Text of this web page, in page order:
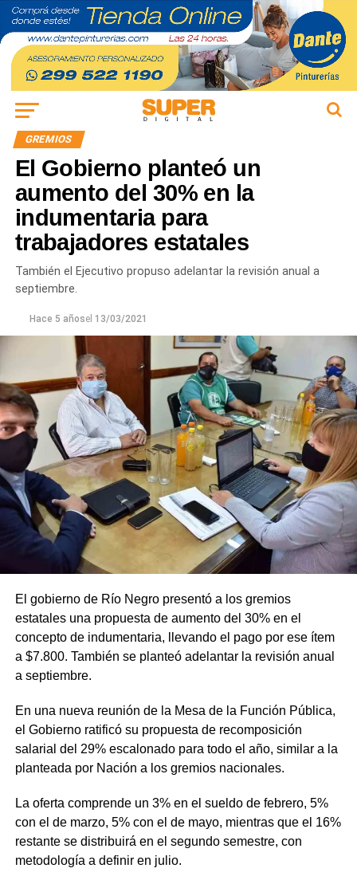
GREMIOS
El Gobierno planteó un
aumento del 30% en la
indumentaria para
trabajadores estatales
También el Ejecutivo propuso adelantar la revisión anual a
septiembre.
Hace 5 añosel 13/03/2021
El gobierno de Río Negro presentó a los gremios
estatales una propuesta de aumento del 30% en el
concepto de indumentaria, llevando el pago por ese ítem
a $7.800. También se planteó adelantar la revisión anual
a septiembre.
En una nueva reunión de la Mesa de la Función Pública,
el Gobierno ratificó su propuesta de recomposición
salarial del 29% escalonado para todo el año, similar a la
planteada por Nación a los gremios nacionales.
La oferta comprende un 3% en el sueldo de febrero, 5%
con el de marzo, 5% con el de mayo, mientras que el 16%
restante se distribuirá en el segundo semestre, con
metodología a definir en julio.